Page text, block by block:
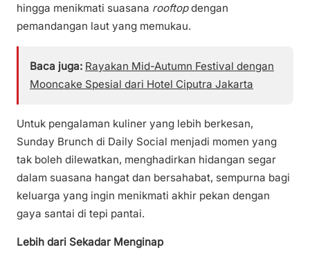
hingga menikmati suasana rooftopdengan
pemandangan laut yang memukau.
Baca juga: Rayakan Mid-Autumn Festival dengan
Mooncake Spesial dari Hotel Ciputra Jakarta
Untuk pengalaman kuliner yang lebih berkesan,
Sunday Brunch di Daily Social menjadi momen yang
tak boleh dilewatkan, menghadirkan hidangan segar
dalam suasana hangat dan bersahabat, sempurna bagi
keluarga yang ingin menikmati akhir pekan dengan
gaya santai di tepi pantai.
Lebih dari Sekadar Menginap